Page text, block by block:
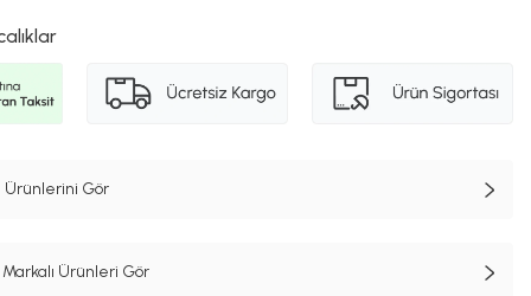
Ürünlerini Gör
Ürünleri Gör